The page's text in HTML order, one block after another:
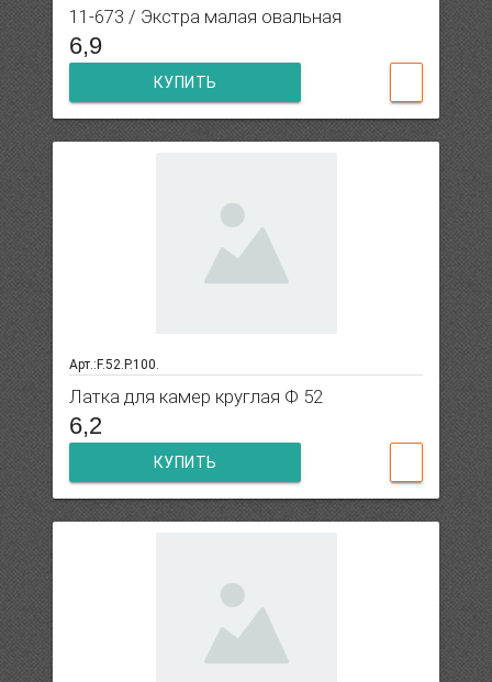
11-673 / Экстра малая овальная
6,9
КУПИТЬ
Арт.:F.52.P.100.
Латка для камер круглая Ф 52
6,2
КУПИТЬ